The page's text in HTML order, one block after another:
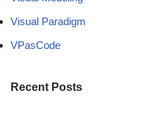
Visual Paradigm
VPasCode
Recent Posts